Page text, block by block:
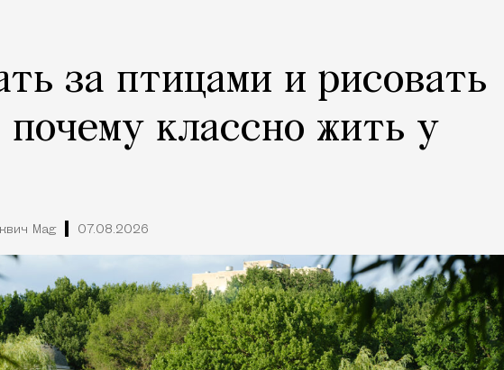
за птицами и рисовать
почему классно жить у
Mag 07.08.2026